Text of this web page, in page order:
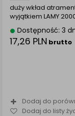
duży wkład
wyjątkiem LAMY
Dostępność: 3
17,26 PLN brutto
Dodaj do
Dodaj do listy